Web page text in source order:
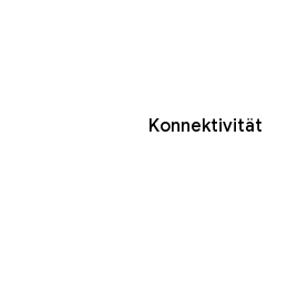
Konnektivität